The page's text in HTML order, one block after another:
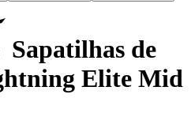
Sapatilhas de
Elite Mid